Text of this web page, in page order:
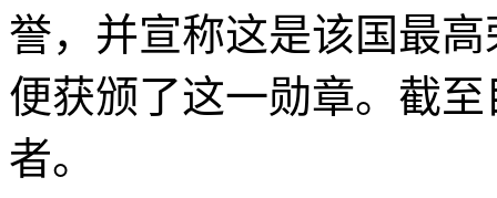
誉，并宣称这是该国最
便获颁了这一勋章。截
者。